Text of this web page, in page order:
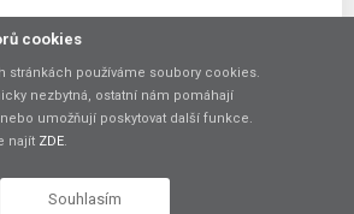
Automation s.r.o., Klíny 35, 61500 Brno
cookies
stránkách používáme soubory cookies.
nezbytná, ostatní nám pomáhají
umožňují poskytovat další funkce.
najít ZDE.
Souhlasím